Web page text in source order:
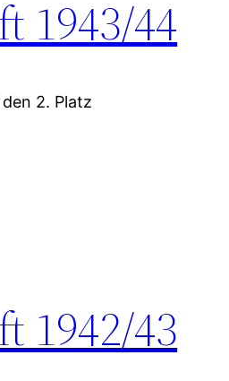
1943/44
2. Platz
1942/43